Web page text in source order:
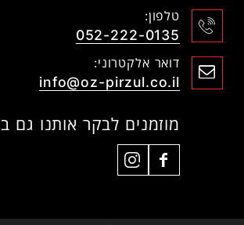
טלפון:
052-222-0135
דואר אלקטרוני:
info@oz-pirzul.co.il
מוזמנים לבקר אותנו גם ב